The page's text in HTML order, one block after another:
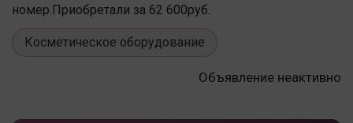
номер.Приобретали за 62 600руб.
Косметическое оборудование
Объявление неактивно